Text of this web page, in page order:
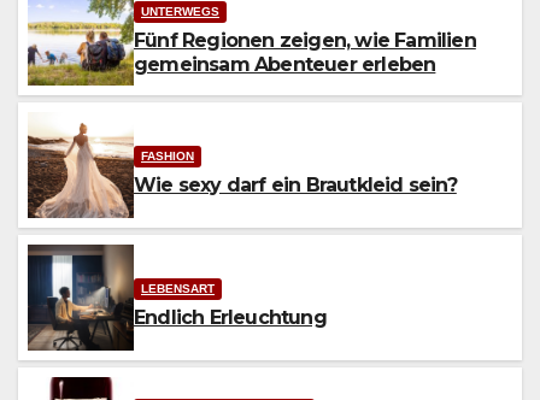
UNTERWEGS
Fünf Regionen zeigen, wie Familien
gemeinsam Abenteuer erleben
FASHION
Wie sexy darf ein Brautkleid sein?
LEBENSART
Endlich Erleuchtung